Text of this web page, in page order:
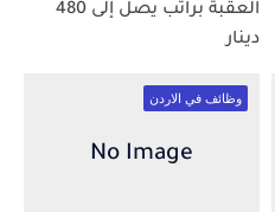
العقبة براتب يصل إلى 480
دينار
وظائف في الاردن